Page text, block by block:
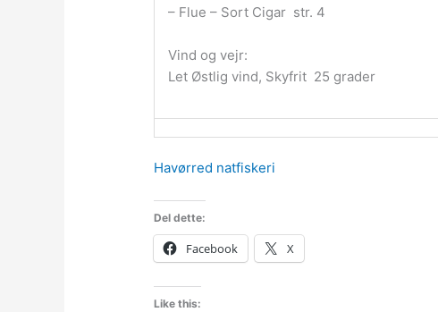
– Flue – Sort Cigar str. 4
Vind og vejr:
Let Østlig vind, Skyfrit 25 grader
Havørred natfiskeri
Del dette:
Facebook X
Like this: